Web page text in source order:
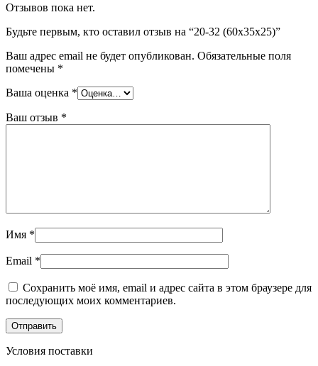
Отзывов пока нет.
Будьте первым, кто оставил отзыв на “20-32 (60x35x25)”
Ваш адрес email не будет опубликован. Обязательные поля
помечены *
Ваша оценка *
Ваш отзыв *
Имя *
Email *
Сохранить моё имя, email и адрес сайта в этом браузере для
последующих моих комментариев.
Условия поставки